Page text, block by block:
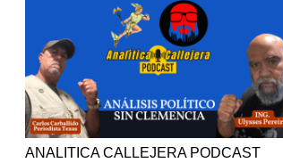
ANALITICA CALLEJERA PODCAST